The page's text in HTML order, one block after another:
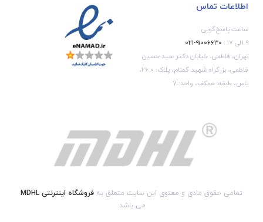
اطلاعات تماس
ساعت پاسخ‌گویی
۹ الی ۱۷ :
۹۱۰۰۶۶۳۰-۰۲۱
تهران، فاطمی، خیابان دکتر سید حسین
فاطمی، بزرگراه شهید گمنام، پلاک: 26.0،
یاس، طبقه: همکف، واحد: 7
تمامی حقوق مادی و معنوی این سایت متعلق به فروشگاه اینترنتی MDHL
می باشد.